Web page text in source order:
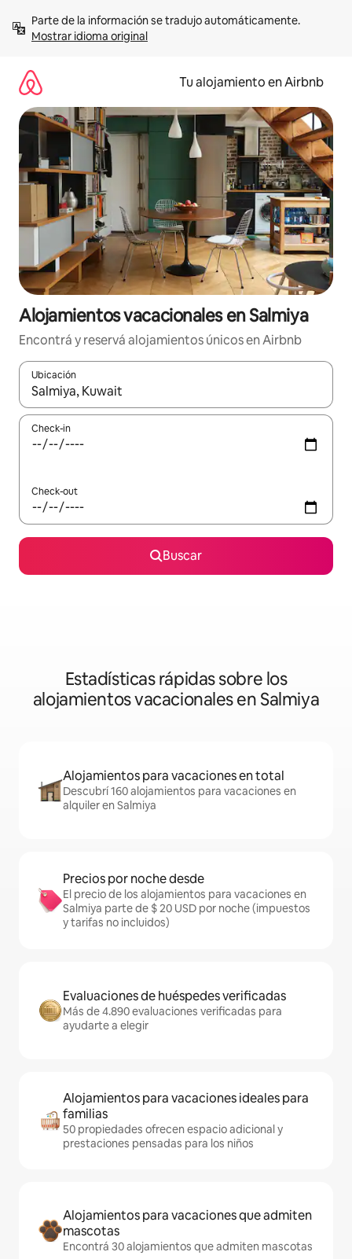
contenidoMostrar idioma original
Tu alojamiento en Airbnb
Alojamientos vacacionales en Salmiya
Encontrá y reservá alojamientos únicos en Airbnb
Ubicación
Cuando los resultados estén disponibles, navegá con las
Check-in
Check-out
Buscar
Estadísticas rápidas sobre los
alojamientos vacacionales en Salmiya
Alojamientos para vacaciones en total
Descubrí 160 alojamientos para vacaciones en
alquiler en Salmiya
Precios por noche desde
El precio de los alojamientos para vacaciones en
Salmiya parte de $ 20 USD por noche (impuestos
y tarifas no incluidos)
Evaluaciones de huéspedes verificadas
Más de 4.890 evaluaciones verificadas para
ayudarte a elegir
Alojamientos para vacaciones ideales para
familias
50 propiedades ofrecen espacio adicional y
prestaciones pensadas para los niños
Alojamientos para vacaciones que admiten
mascotas
Encontrá 30 alojamientos que admiten mascotas